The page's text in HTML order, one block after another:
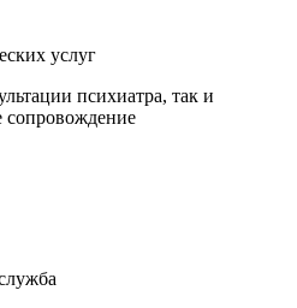
услуг
психиатра, так и
сопровождение